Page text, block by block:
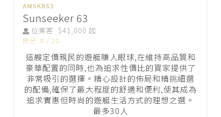
AMSKR63
Sunseeker 63
位乘客 $41,000 起
評分: 8 / 10
這艘定價親民的遊艇賺人眼球,在維持高品質和
豪華配置的同時,也為追求性價比的買家提供了
非常吸引的選擇。精心設計的佈局和精挑細選
的配備,確保了最大程度的舒適和便利,使其成為
追求實惠但時尚的遊艇生活方式的理想之選。
最多30人